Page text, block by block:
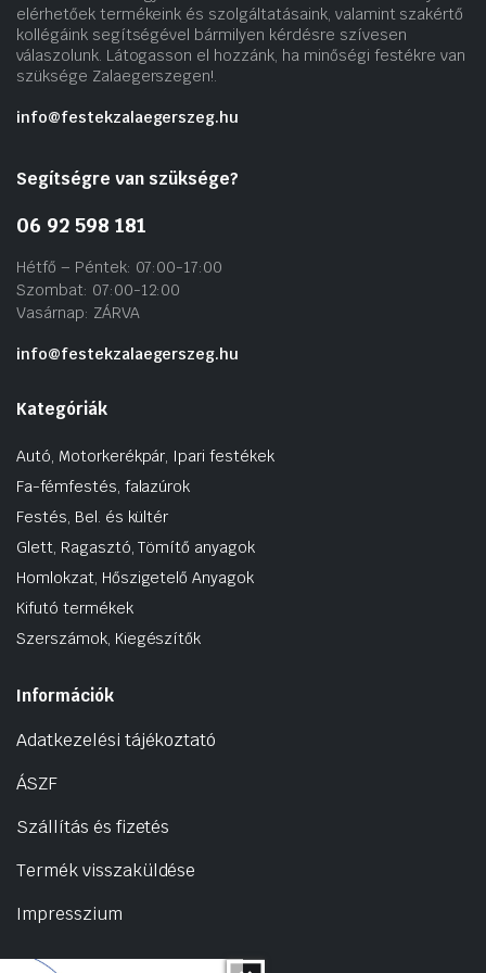
elérhetőek termékeink és szolgáltatásaink, valamint szakértő
kollégáink segítségével bármilyen kérdésre szívesen
válaszolunk. Látogasson el hozzánk, ha minőségi festékre van
szüksége Zalaegerszegen!.
info@festekzalaegerszeg.hu
Segítségre van szüksége?
06 92 598 181
Hétfő – Péntek: 07:00-17:00
Szombat: 07:00-12:00
Vasárnap: ZÁRVA
info@festekzalaegerszeg.hu
Kategóriák
Autó, Motorkerékpár, Ipari festékek
Fa-fémfestés, falazúrok
Festés, Bel. és kültér
Glett, Ragasztó, Tömítő anyagok
Homlokzat, Hőszigetelő Anyagok
Kifutó termékek
Szerszámok, Kiegészítők
Információk
Adatkezelési tájékoztató
ÁSZF
Szállítás és fizetés
Termék visszaküldése
Impresszium